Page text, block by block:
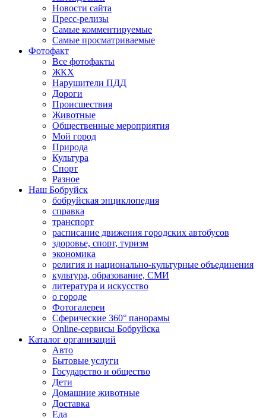
Новости сайта
Пресс-релизы
Самые комментируемые
Самые просматриваемые
Фотофакт
Все фотофакты
ЖКХ
Нарушители ПДД
Дороги
Происшествия
Животные
Общественные мероприятия
Мой город
Природа
Культура
Спорт
Разное
Наш Бобруйск
бобруйская энциклопедия
справка
транспорт
расписание движения городских автобусов
здоровье, спорт, туризм
экономика
религия и национально-культурные объединения
культура, образование, СМИ
литература и искусство
о городе
Фотогалереи
Сферические 360° панорамы
Online-сервисы Бобруйска
Каталог организаций
Авто
Бытовые услуги
Государство и общество
Дети
Домашние животные
Доставка
Еда